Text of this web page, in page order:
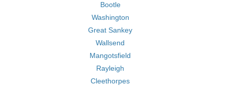
Bootle
Washington
Great Sankey
Wallsend
Mangotsfield
Rayleigh
Cleethorpes